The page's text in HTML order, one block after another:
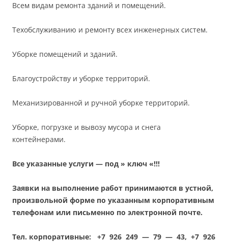
Всем видам ремонта зданий и помещений.
Техобслуживанию и ремонту всех инженерных систем.
Уборке помещений и зданий.
Благоустройству и уборке территорий.
Механизированной и ручной уборке территорий.
Уборке, погрузке и вывозу мусора и снега
контейнерами.
Все указанные услуги — под » ключ «!!!
Заявки на выполнение работ принимаются в устной,
произвольной форме по указанным корпоративным
телефонам или письменно по электронной почте.
Тел. корпоративные: +7 926 249 — 79 — 43, +7 926